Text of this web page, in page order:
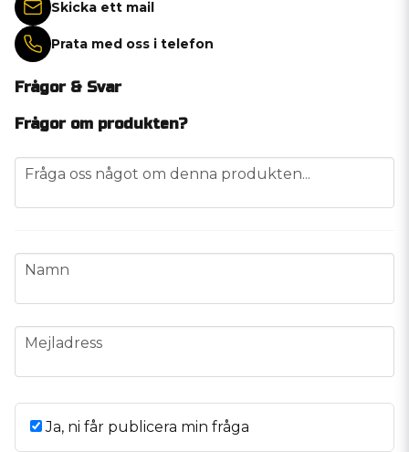
Skicka ett mail
Prata med oss i telefon
Frågor & Svar
Frågor om produkten?
question
Fråga oss något om denna produkten...
name
Namn
email
Mejladress
Ja, ni får publicera min fråga